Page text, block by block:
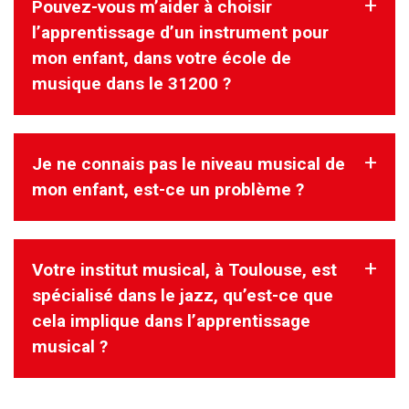
Votre rencontre avec le directeur pédagogique tient lieu de
cours d’essai.
Pouvez-vous m’aider à choisir
l’apprentissage d’un instrument pour
mon enfant, dans votre école de
musique dans le 31200 ?
Préalablement à l’inscription, nous proposons une rencontre
avec l’enfant sur un atelier afin
d’évaluer sa maturité et de choisir le niveau adapté.
Je ne connais pas le niveau musical de
mon enfant, est-ce un problème ?
Le rendez-vous programmé avec le directeur pédagogique
permet d’évaluer le niveau mais
aussi la motivation de l’enfant.
Votre institut musical, à Toulouse, est
spécialisé dans le jazz, qu’est-ce que
cela implique dans l’apprentissage
musical ?